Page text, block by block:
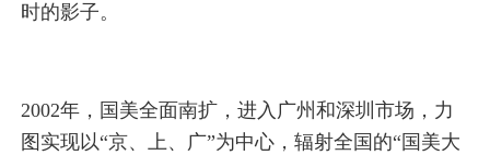
时的影子。
2002年，国美全面南扩，进入广州和深圳市场，力
图实现以“京、上、广”为中心，辐射全国的“国美大